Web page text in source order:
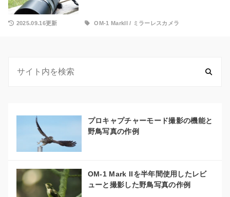
2025.09.16更新 OM-1 MarkII/ ミラーレスカメラ
プロキャプチャーモード撮影の機能と
野鳥写真の作例
OM-1 Mark IIを半年間使用したレビ
ューと撮影した野鳥写真の作例